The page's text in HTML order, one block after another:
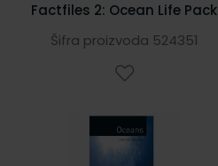
Factfiles 2: Ocean Life Pack
Šifra proizvoda 524351